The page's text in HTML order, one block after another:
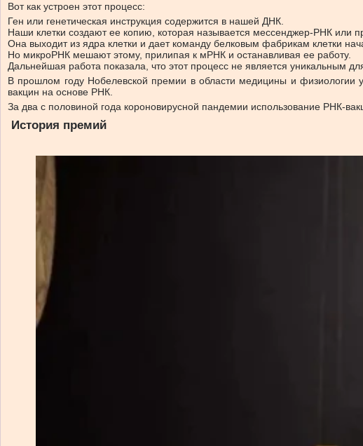
Вот как устроен этот процесс:
Ген или генетическая инструкция содержится в нашей ДНК.
Наши клетки создают ее копию, которая называется мессенджер-РНК или
Она выходит из ядра клетки и дает команду белковым фабрикам клетки
Но микроРНК мешают этому, прилипая к мРНК и останавливая ее работу.
Дальнейшая работа показала, что этот процесс не является уникальным
В прошлом году Нобелевской премии в области медицины и
вакцин на основе РНК.
За два с половиной года короновирусной пандемии использование РНК-
История премий